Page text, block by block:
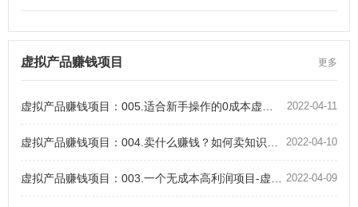
虚拟产品赚钱项目 更多
2022-04-11
虚拟产品赚钱项目：005.适合新手操作的0成本虚拟产品赚钱项目
2022-04-10
虚拟产品赚钱项目：004.卖什么赚钱？如何卖知识虚拟产品赚钱？
2022-04-09
虚拟产品赚钱项目：003.一个无成本高利润项目-虚拟产品赚钱项目实操